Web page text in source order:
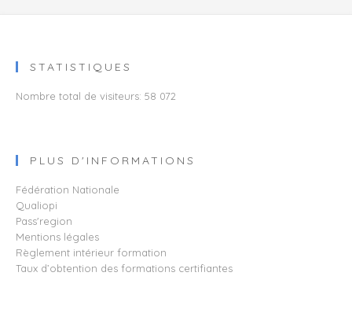
STATISTIQUES
Nombre total de visiteurs: 58 072
PLUS D'INFORMATIONS
Fédération Nationale
Qualiopi​​​​​​​
Pass'region
Mentions légales
Règlement intérieur formation
Taux d’obtention des formations certifiantes